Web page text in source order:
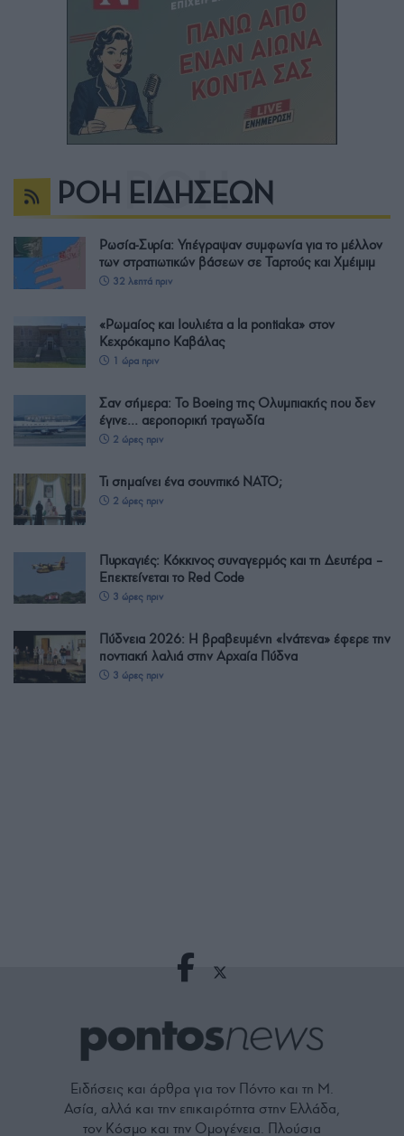
ΡΟΗ ΕΙΔΗΣΕΩΝ
Ρωσία-Συρία: Υπέγραψαν συμφωνία για το μέλλον
των στρατιωτικών βάσεων σε Ταρτούς και Χμέιμιμ
32 λεπτά πριν
«Ρωμαίος και Ιουλιέτα a la pontiaka» στον
Κεχρόκαμπο Καβάλας
1 ώρα πριν
Σαν σήμερα: Το Boeing της Ολυμπιακής που δεν
έγινε… αεροπορική τραγωδία
2 ώρες πριν
Τι σημαίνει ένα σουνιτικό ΝΑΤΟ;
2 ώρες πριν
Πυρκαγιές: Κόκκινος συναγερμός και τη Δευτέρα –
Επεκτείνεται το Red Code
3 ώρες πριν
Πύδνεια 2026: Η βραβευμένη «Ινάτενα» έφερε την
ποντιακή λαλιά στην Αρχαία Πύδνα
3 ώρες πριν
Ειδήσεις και άρθρα για τον Πόντο και τη Μ.
Ασία, αλλά και την επικαιρότητα στην Ελλάδα,
τον Κόσμο και την Ομογένεια. Πλούσια